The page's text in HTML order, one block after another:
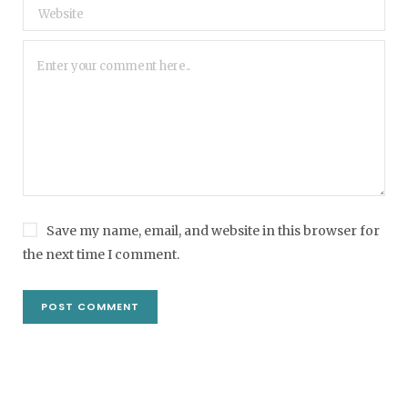
Save my name, email, and website in this browser for
the next time I comment.